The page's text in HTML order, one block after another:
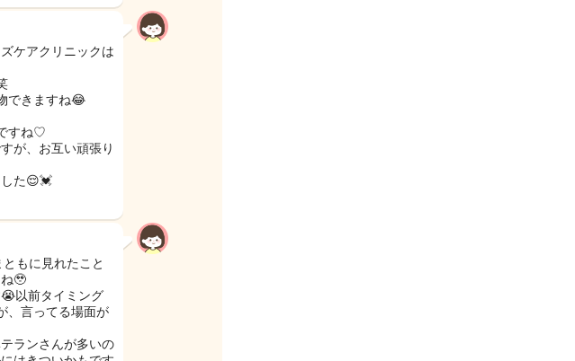
ケアクリニックは
できますね😂
すね♡
が、お互い頑張り
た😌💓
もに見れたこと
🥹
以前タイミング
、言ってる場面が
ランさんが多いの